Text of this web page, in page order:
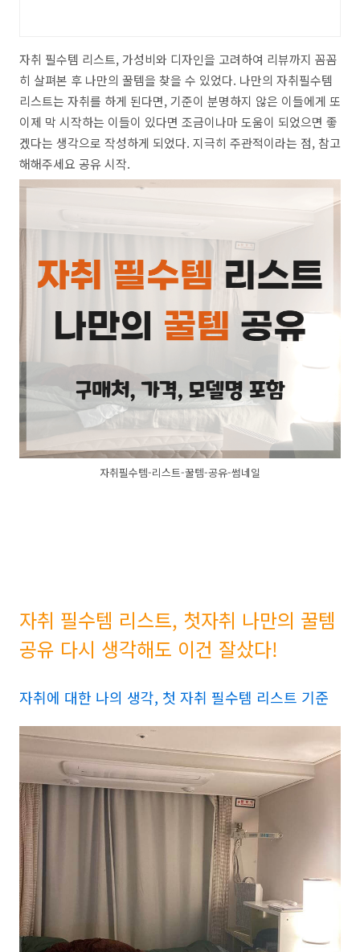
자취 필수템 리스트, 가성비와 디자인을 고려하여 리뷰까지 꼼꼼
히 살펴본 후 나만의 꿀템을 찾을 수 있었다. 나만의 자취필수템
리스트는 자취를 하게 된다면, 기준이 분명하지 않은 이들에게 또
이제 막 시작하는 이들이 있다면 조금이나마 도움이 되었으면 좋
겠다는 생각으로 작성하게 되었다. 지극히 주관적이라는 점, 참고
해해주세요 공유 시작.
자취필수템-리스트-꿀템-공유-썸네일
자취 필수템 리스트, 첫자취 나만의 꿀템
공유 다시 생각해도 이건 잘샀다!
자취에 대한 나의 생각, 첫 자취 필수템 리스트 기준